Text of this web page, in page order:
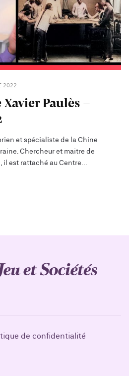
2022
Paulès -
et spécialiste de la Chine
Chercheur et maitre de
il est rattaché au Centre
de confidentialité